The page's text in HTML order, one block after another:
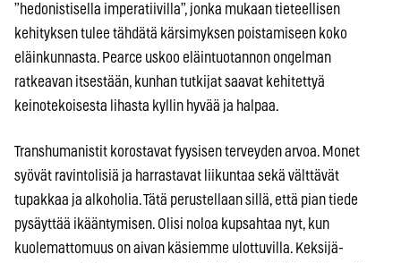
”hedonistisella imperatiivilla”, jonka mukaan tieteellisen
kehityksen tulee tähdätä kärsimyksen poistamiseen koko
eläinkunnasta. Pearce uskoo eläintuotannon ongelman
ratkeavan itsestään, kunhan tutkijat saavat kehitettyä
keinotekoisesta lihasta kyllin hyvää ja halpaa.
Transhumanistit korostavat fyysisen terveyden arvoa. Monet
syövät ravintolisiä ja harrastavat liikuntaa sekä välttävät
tupakkaa ja alkoholia. Tätä perustellaan sillä, että pian tiede
pysäyttää ikääntymisen. Olisi noloa kupsahtaa nyt, kun
kuolemattomuus on aivan käsiemme ulottuvilla. Keksijä-